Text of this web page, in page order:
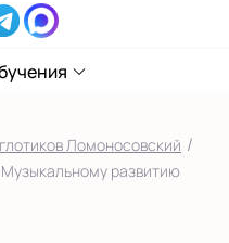
Ломоносовский /
развитию